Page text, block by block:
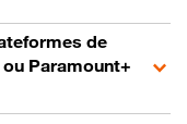
de
Paramount+